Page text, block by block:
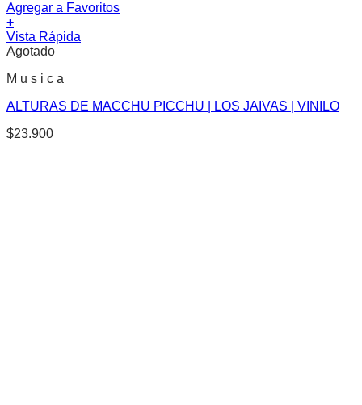
Agregar a Favoritos
+
Vista Rápida
Agotado
M u s i c a
ALTURAS DE MACCHU PICCHU | LOS JAIVAS | VINILO
$23.900